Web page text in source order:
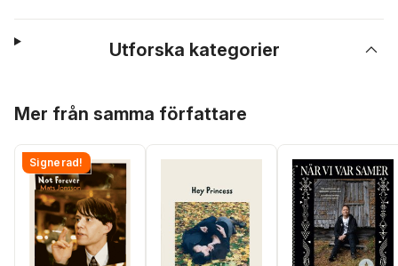
Utforska kategorier
Mer från samma författare
Signerad!